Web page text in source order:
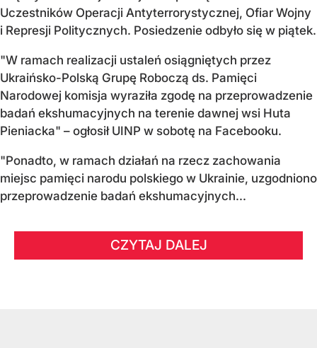
Uczestników Operacji Antyterrorystycznej, Ofiar Wojny
i Represji Politycznych. Posiedzenie odbyło się w piątek.
"W ramach realizacji ustaleń osiągniętych przez
Ukraińsko-Polską Grupę Roboczą ds. Pamięci
Narodowej komisja wyraziła zgodę na przeprowadzenie
badań ekshumacyjnych na terenie dawnej wsi Huta
Pieniacka" – ogłosił UINP w sobotę na Facebooku.
"Ponadto, w ramach działań na rzecz zachowania
miejsc pamięci narodu polskiego w Ukrainie, uzgodniono
przeprowadzenie badań ekshumacyjnych...
CZYTAJ DALEJ